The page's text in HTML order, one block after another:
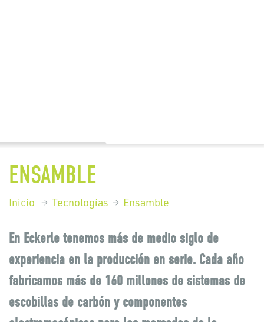
ENSAMBLE
Inicio Tecnologías Ensamble
En Eckerle tenemos más de medio siglo de
experiencia en la producción en serie. Cada año
fabricamos más de 160 millones de sistemas de
escobillas de carbón y componentes